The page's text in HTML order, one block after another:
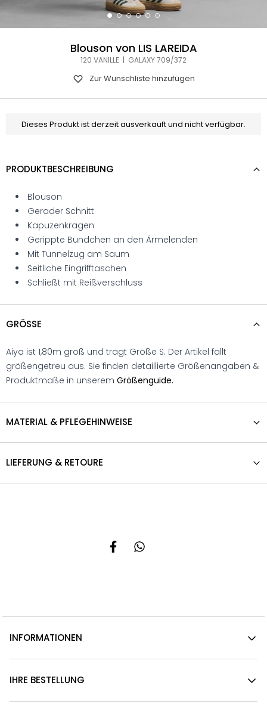
Blouson von LIS LAREIDA
120 VANILLE | GALAXY 709/372
Zur Wunschliste hinzufügen
Dieses Produkt ist derzeit ausverkauft und nicht verfügbar.
PRODUKTBESCHREIBUNG
Blouson
Gerader Schnitt
Kapuzenkragen
Gerippte Bündchen an den Ärmelenden
Mit Tunnelzug am Saum
Seitliche Eingrifftaschen
Schließt mit Reißverschluss
GRÖSSE
Aiya ist 1,80m groß und trägt Größe S. Der Artikel fällt
größengetreu aus. Sie finden detaillierte Größenangaben &
Produktmaße in unserem Größenguide.
MATERIAL & PFLEGEHINWEISE
LIEFERUNG & RETOURE
INFORMATIONEN
IHRE BESTELLUNG